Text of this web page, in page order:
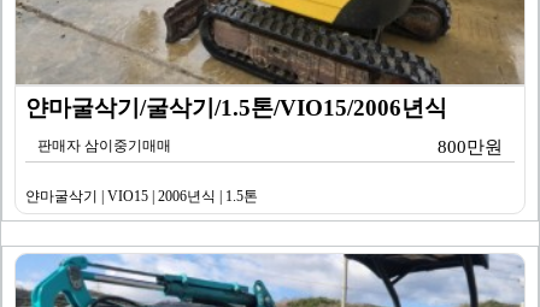
얀마굴삭기/굴삭기/1.5톤/VIO15/2006년식
판매자 삼이중기매매 800만원
얀마굴삭기 | VIO15 | 2006년식 | 1.5톤